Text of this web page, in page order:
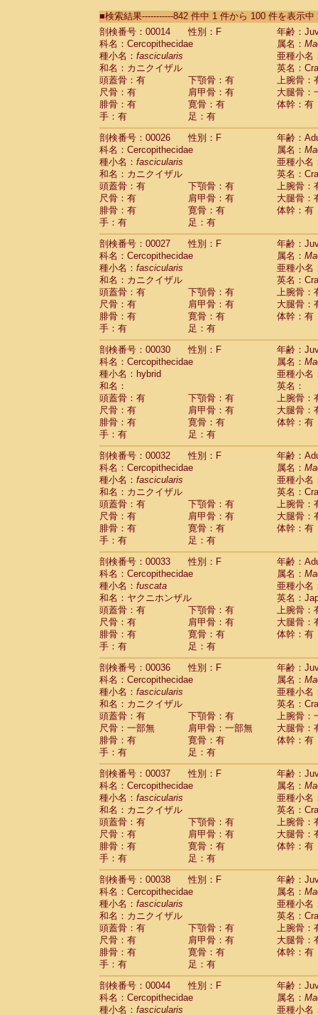
CebidaeSaguinus labiatus(0)
Cebidae Saguinus leucopus (2)
CebidaeSaguinus midas
CebidaeSaguinus mystax
CebidaeSaguinus nigricollis (22)
Cebidae Saguinus oedipus
Cebidae Saguinus weddelli
Cebidae Saguinusspp.
Cebidae Aotus trivirgatus
Cebidae Cebus albifrons
CebidaeCebus apella
CebidaeCebus capucinus
CebidaeCebus nigrivittatus
Cebidae Cebusspp.(0)
Cebidae Saimiri boliviensis
Cebidae Saimiri sciureus
Atelidae Alouatta caraya
AtelidaeAlouatta fusca
Atelidae Alouatta seniculus
AtelidaeAlouatta
AtelidaeAteles belzebuth
Atelidae Ateles geoffroyi
Atelidae Ateles paniscus
Atelidae Atelesspp.
Atelidae Lagothrix lagothricha
AtelidaeLagothrix lagothricha cana(0)
Pitheciidae
Cacajao calvus
PitheciidaeCallicebus cupreus(2)
Pitheciidae Callicebus donacophilus(0)
Pitheciidae Callicebus moloch(0)
Pitheciidae Callicebus torquatus(0)
Pitheciidae Callicebus
Pitheciidae Chiropotes satanas
Pitheciidae Pithecia monachus
Pitheciidae Pithecia pithecia (0)
Cercopithecidae Cercocebus agilis (0)
Cercopithecidae
Cercocebus
Cercopithecidae
Cercocebus
CercopithecidaeCercocebus
CercopithecidaeCercocebus
CercopithecidaeCercocebus hybrid(2)
CercopithecidaeCercocebus
CercopithecidaeLophocebus
Cercopithecidae
(0)
Cercopithecidae Papio cynocephalus
Cercopithecidae Papio hamadryas(1)
CercopithecidaePapio papio
CercopithecidaePapio
CercopithecidaeMandrillus
CercopithecidaeMandrillus sphinx
CercopithecidaeTheropithecus
CercopithecidaeMacaca arctoides(3)
Cercopithecidae Macaca assamensis
Cercopithecidae
Macaca
CercopithecidaeMacaca cyclopis (17)
CercopithecidaeMacaca fascicularis
CercopithecidaeMacaca fuscaca
CercopithecidaeMacaca fuscata
CercopithecidaeMacaca fuscata
CercopithecidaeMacaca maura(3)
Cercopithecidae Macaca mulatta(56)
Cercopithecidae Macaca nemestrina(3)
Cercopithecidae Macaca nigra(0)
CercopithecidaeMacaca radiata(27)
CercopithecidaeMacaca silenus(0)
CercopithecidaeMacaca sinica (1)
CercopithecidaeMacaca sylvanus
CercopithecidaeMacaca thibetana (0)
Cercopithecidae Macaca tonkeana (0)
Cercopithecidae hybrid(1)
Cercopithecidae (0)
CercopithecidaeAllenopithecus
CercopithecidaeCercopithecus
CercopithecidaeCercopithecus
CercopithecidaeCercopithecus
CercopithecidaeCercopithecus diana
CercopithecidaeCercopithecus
Cercopithecidae
Cercopithecus
■検索結果-----------842 件中 1 件から 100 件を表示
剖検番号：00014
性別：F
年齢：
科名：Cercopithecidae
属名：
種小名： fascicularis
亜種小名
和名：カニクイザル
英名：
頭蓋骨：有
下顎骨：有
上腕骨：
尺骨：有
肩甲骨：有
大腿骨：
腓骨：有
寛骨：有
体幹：有
手：有
足：有
剖検番号：00026
性別：F
年齢：
科名：Cercopithecidae
属名：
種小名： fascicularis
亜種小名
和名：カニクイザル
英名：
頭蓋骨：有
下顎骨：有
上腕骨：
尺骨：有
肩甲骨：有
大腿骨：
腓骨：有
寛骨：有
体幹：有
手：有
足：有
剖検番号：00027
性別：F
年齢：
科名：Cercopithecidae
属名：
種小名： fascicularis
亜種小名
和名：カニクイザル
英名：
頭蓋骨：有
下顎骨：有
上腕骨：
尺骨：有
肩甲骨：有
大腿骨：
腓骨：有
寛骨：有
体幹：有
手：有
足：有
剖検番号：00030
性別：F
年齢：
科名：Cercopithecidae
属名：
種小名：hybrid
亜種小名
和名：
英名：
頭蓋骨：有
下顎骨：有
上腕骨：
尺骨：有
肩甲骨：有
大腿骨：
腓骨：有
寛骨：有
体幹：有
手：有
足：有
剖検番号：00032
性別：F
年齢：
科名：Cercopithecidae
属名：
種小名： fascicularis
亜種小名
和名：カニクイザル
英名：
頭蓋骨：有
下顎骨：有
上腕骨：
尺骨：有
肩甲骨：有
大腿骨：
腓骨：有
寛骨：有
体幹：有
手：有
足：有
剖検番号：00033
性別：F
年齢：
科名：Cercopithecidae
属名：
種小名： fuscata
亜種小名
和名：ヤクニホンザル
英名：
頭蓋骨：有
下顎骨：有
上腕骨：
尺骨：有
肩甲骨：有
大腿骨：
腓骨：有
寛骨：有
体幹：有
手：有
足：有
剖検番号：00036
性別：F
年齢：
科名：Cercopithecidae
属名：
種小名： fascicularis
亜種小名
和名：カニクイザル
英名：
頭蓋骨：有
下顎骨：有
上腕骨：
尺骨：一部無
肩甲骨：一部無
大腿骨：
腓骨：有
寛骨：有
体幹：有
手：有
足：有
剖検番号：00037
性別：F
年齢：
科名：Cercopithecidae
属名：
種小名： fascicularis
亜種小名
和名：カニクイザル
英名：
頭蓋骨：有
下顎骨：有
上腕骨：
尺骨：有
肩甲骨：有
大腿骨：
腓骨：有
寛骨：有
体幹：有
手：有
足：有
剖検番号：00038
性別：F
年齢：
科名：Cercopithecidae
属名：
種小名： fascicularis
亜種小名
和名：カニクイザル
英名：
頭蓋骨：有
下顎骨：有
上腕骨：
尺骨：有
肩甲骨：有
大腿骨：
腓骨：有
寛骨：有
体幹：有
手：有
足：有
剖検番号：00044
性別：F
年齢：
科名：Cercopithecidae
属名：
種小名： fascicularis
亜種小名